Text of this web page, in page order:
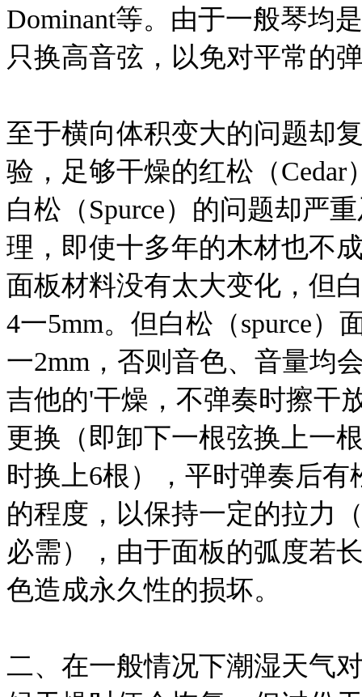
Dominant等。由于一般琴均
只换高音弦，以免对平常的
至于横向体积变大的问题却
验，足够干燥的红松（
白松（Spurce）的问题却严
理，即使十多年的木材也不
面板材料没有太大变化，但
4一5mm。但白松（spurce）
一2mm，否则音色、音量均
吉他的'干燥，不弹奏时擦干
更换（即卸下一根弦换上一
时换上6根），平时弹奏后
的程度，以保持一定的拉力
必需），由于面板的弧度若
色造成永久性的损坏。
二、在一般情况下潮湿天气